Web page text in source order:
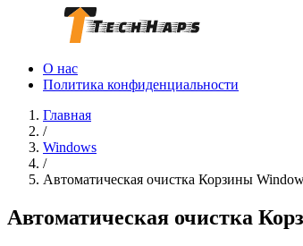
О нас
Политика конфиденциальности
Главная
/
Windows
/
Автоматическая очистка Корзины
Автоматическая очистка